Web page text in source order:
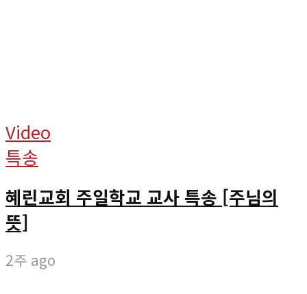
Video
특송
혜린교회 주일학교 교사 특송 [주님의
뜻]
2주 ago